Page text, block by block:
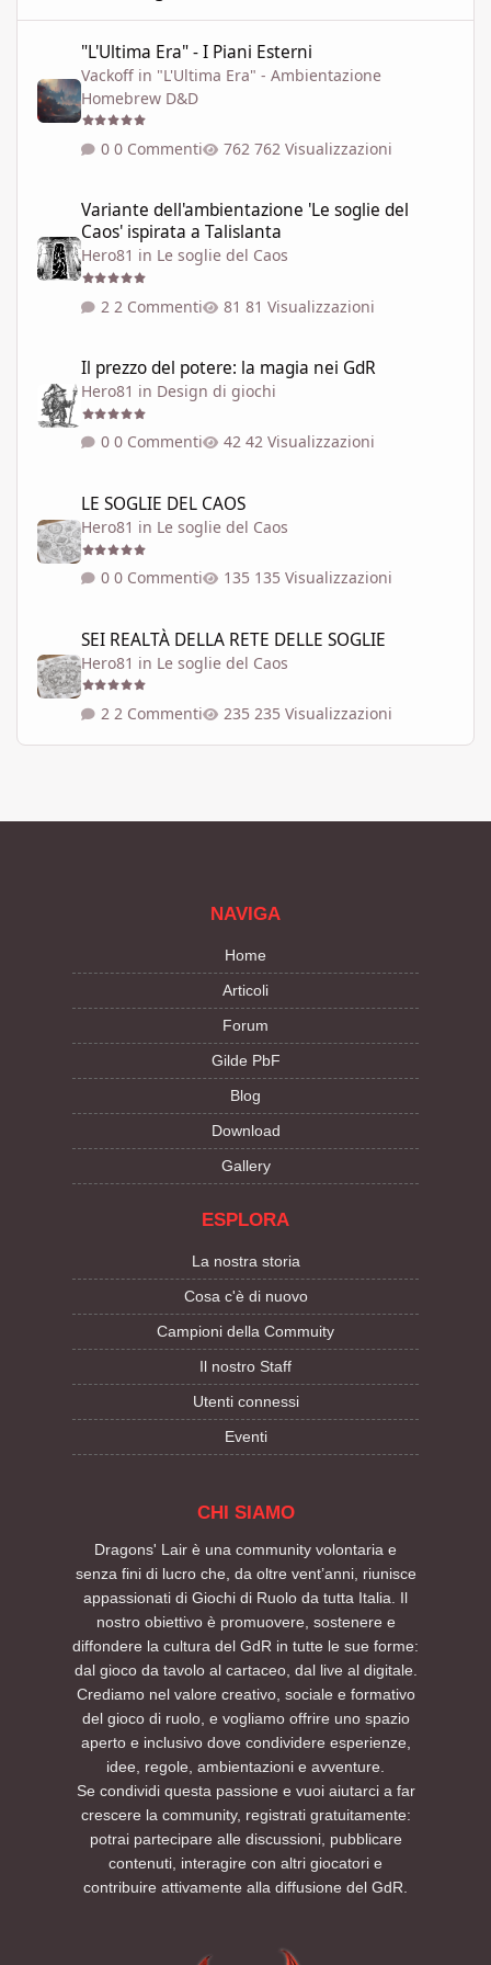
"L'Ultima Era" - I Piani Esterni
Vackoff in "L'Ultima Era" - Ambientazione
Homebrew D&D
0 Commenti 762 Visualizzazioni
Variante dell'ambientazione 'Le soglie del
Caos' ispirata a Talislanta
Hero81 in Le soglie del Caos
2 Commenti 81 Visualizzazioni
Il prezzo del potere: la magia nei GdR
Hero81 in Design di giochi
0 Commenti 42 Visualizzazioni
LE SOGLIE DEL CAOS
Hero81 in Le soglie del Caos
0 Commenti 135 Visualizzazioni
SEI REALTÀ DELLA RETE DELLE SOGLIE
Hero81 in Le soglie del Caos
2 Commenti 235 Visualizzazioni
NAVIGA
Home
Articoli
Forum
Gilde PbF
Blog
Download
Gallery
ESPLORA
La nostra storia
Cosa c'è di nuovo
Campioni della Commuity
Il nostro Staff
Utenti connessi
Eventi
CHI SIAMO
Dragons' Lair è una community volontaria e
senza fini di lucro che, da oltre vent’anni, riunisce
appassionati di Giochi di Ruolo da tutta Italia. Il
nostro obiettivo è promuovere, sostenere e
diffondere la cultura del GdR in tutte le sue forme:
dal gioco da tavolo al cartaceo, dal live al digitale.
Crediamo nel valore creativo, sociale e formativo
del gioco di ruolo, e vogliamo offrire uno spazio
aperto e inclusivo dove condividere esperienze,
idee, regole, ambientazioni e avventure.
Se condividi questa passione e vuoi aiutarci a far
crescere la community, registrati gratuitamente:
potrai partecipare alle discussioni, pubblicare
contenuti, interagire con altri giocatori e
contribuire attivamente alla diffusione del GdR.